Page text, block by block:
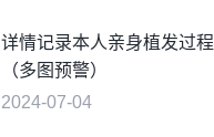
详情记录本人亲身植发过程
（多图预警）
2024-07-04